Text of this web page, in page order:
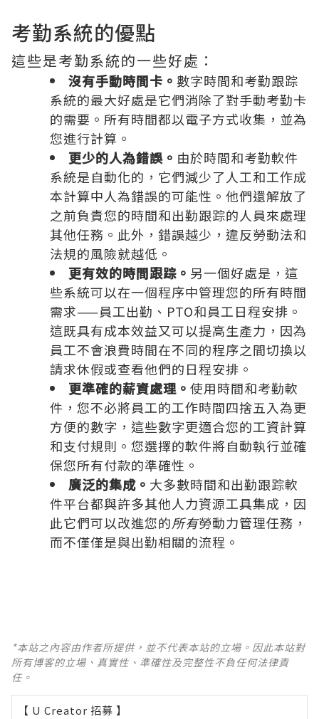
考勤系統的優點
這些是考勤系統的一些好處：
沒有手動時間卡。 數字時間和考勤跟踪
系統的最大好處是它們消除了對手動考勤卡
的需要。所有時間都以電子方式收集，並為
您進行計算。
更少的人為錯誤。 由於時間和考勤軟件
系統是自動化的，它們減少了人工和工作成
本計算中人為錯誤的可能性。他們還解放了
之前負責您的時間和出勤跟踪的人員來處理
其他任務。此外，錯誤越少，違反勞動法和
法規的風險就越低。
更有效的時間跟踪。 另一個好處是，這
些系統可以在一個程序中管理您的所有時間
需求——員工出勤、PTO和員工日程安排。
這既具有成本效益又可以提高生產力，因為
員工不會浪費時間在不同的程序之間切換以
請求休假或查看他們的日程安排。
更準確的薪資處理。 使用時間和考勤軟
件，您不必將員工的工作時間四捨五入為更
方便的數字，這些數字更適合您的工資計算
和支付規則。您選擇的軟件將自動執行並確
保您所有付款的準確性。
廣泛的集成。 大多數時間和出勤跟踪軟
件平台都與許多其他人力資源工具集成，因
此它們可以改進您的所有勞動力管理任務，
而不僅僅是與出勤相關的流程。
*本站之內容由作者所提供，並不代表本站的立場。因此本站對
所有博客的立場、真實性、準確性及完整性不負任何法律責
任。
【 U Creator 招募 】